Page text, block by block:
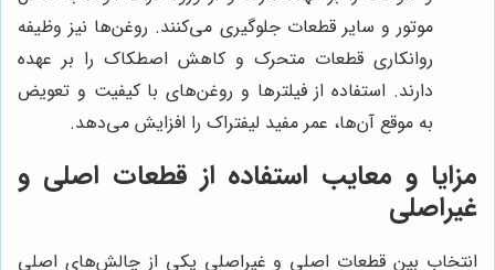
موتور و سایر قطعات جلوگیری می‌کنند. روغن‌ها نیز وظیفه
روانکاری قطعات متحرک و کاهش اصطکاک را بر عهده
دارند. استفاده از فیلترها و روغن‌های با کیفیت و تعویض
به موقع آن‌ها، عمر مفید لیفتراک را افزایش می‌دهد.
مزایا و معایب استفاده از قطعات اصلی و
غیراصلی
انتخاب بین قطعات اصلی و غیراصلی یکی از چالش‌های اصلی